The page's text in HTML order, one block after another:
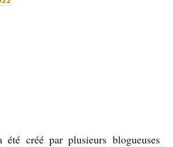
créé par plusieurs blogueuses